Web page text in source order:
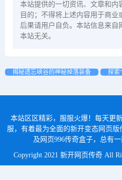
本站提供的一切资讯、文章和内
目的；不得将上述内容用于商业
后果请用户自负。本站信息来自
本站无关。
揭秘遗忘峡谷的神秘掉落装备 探索
本站区区精彩，服服火爆！每天更
服，有着最为全面的新开变态网页
及网页996传奇盒子，总有一
Copyright 2021 新开网页传奇 All